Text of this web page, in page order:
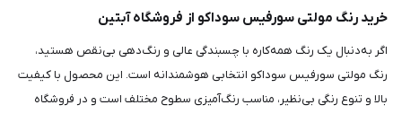
خرید رنگ مولتی سورفیس سوداکو از فروشگاه آبتین
اگر به‌دنبال یک رنگ همه‌کاره با چسبندگی عالی و رنگ‌دهی بی‌نقص هستید،
رنگ مولتی سورفیس سوداکو انتخابی هوشمندانه است. این محصول با کیفیت
بالا و تنوع رنگی بی‌نظیر، مناسب رنگ‌آمیزی سطوح مختلف است و در فروشگاه